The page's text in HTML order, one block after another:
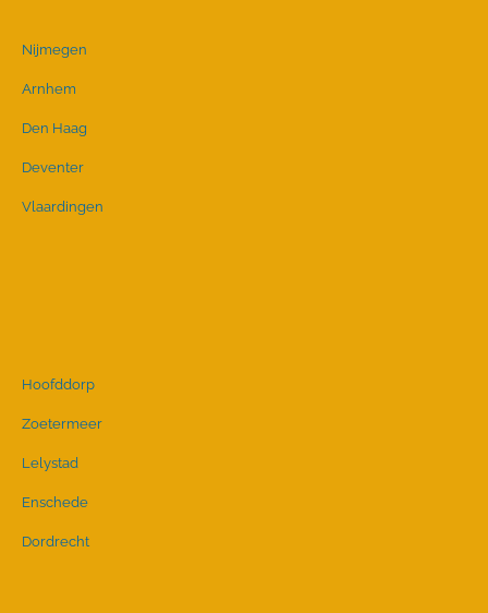
Nijmegen
Arnhem
Den Haag
Deventer
Vlaardingen
Hoofddorp
Zoetermeer
Lelystad
Enschede
Dordrecht